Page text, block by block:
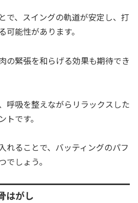
で、スイングの軌道が安定し、打
能性があります。
の緊張を和らげる効果も期待でき
呼吸を整えながらリラックスした
です。
れることで、バッティングのパフ
でしょう。
はがし